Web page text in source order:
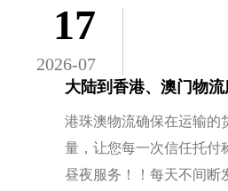
17
2026-07
大陆到香港、澳门物
港珠澳物流确保在运输的
量，让您每一次信任托付
昼夜服务！！每天不间断